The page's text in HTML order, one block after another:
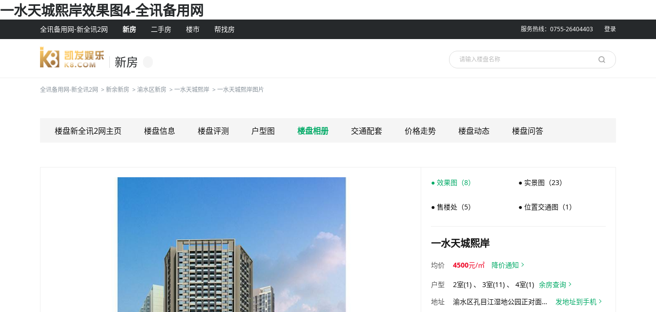
一水天城熙岸效果图4-全讯备用网
全讯备用网-新全讯2网 新房 二手房 楼市 帮找房 服务热线：0755-26404403 登录
新房
全讯备用网-新全讯2网 > 新余新房 > 渝水区新房 > 一水天城熙岸 > 一水天城熙岸图片
楼盘新全讯2网主页 楼盘信息 楼盘评测 户型图 楼盘相册 交通配套 价格走势 楼盘动态 楼盘问答
● 效果图（8） ● 实景图（23）
● 售楼处（5） ● 位置交通图（1）
一水天城熙岸
均价 4500元/㎡ 降价通知
户型 2室(1) 、 3室(11) 、 4室(1) 余房查询
地址
渝水区孔目江湿地公园正对面（市体育中心西侧） 发地址到手机